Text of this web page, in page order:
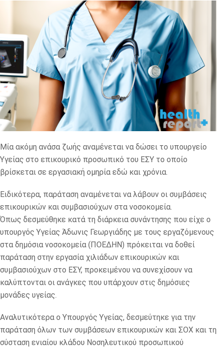
Μία ακόμη ανάσα ζωής αναμένεται να δώσει το υπουργείο
Υγείας στο επικουρικό προσωπικό του ΕΣΥ το οποίο
βρίσκεται σε εργασιακή ομηρία εδώ και χρόνια.
Ειδικότερα, παράταση αναμένεται να λάβουν οι συμβάσεις
επικουρικών και συμβασιούχων στα νοσοκομεία.
Όπως δεσμεύθηκε κατά τη διάρκεια συνάντησης που είχε ο
υπουργός Υγείας Άδωνις Γεωργιάδης με τους εργαζόμενους
στα δημόσια νοσοκομεία (ΠΟΕΔΗΝ) πρόκειται να δοθεί
παράταση στην εργασία χιλιάδων επικουρικών και
συμβασιούχων στο ΕΣΥ, προκειμένου να συνεχίσουν να
καλύπτονται οι ανάγκες που υπάρχουν στις δημόσιες
μονάδες υγείας.
Αναλυτικότερα ο Υπουργός Υγείας, δεσμεύτηκε για την
παράταση όλων των συμβάσεων επικουρικών και ΣΟΧ και τη
σύσταση ενιαίου κλάδου Νοσηλευτικού προσωπικού